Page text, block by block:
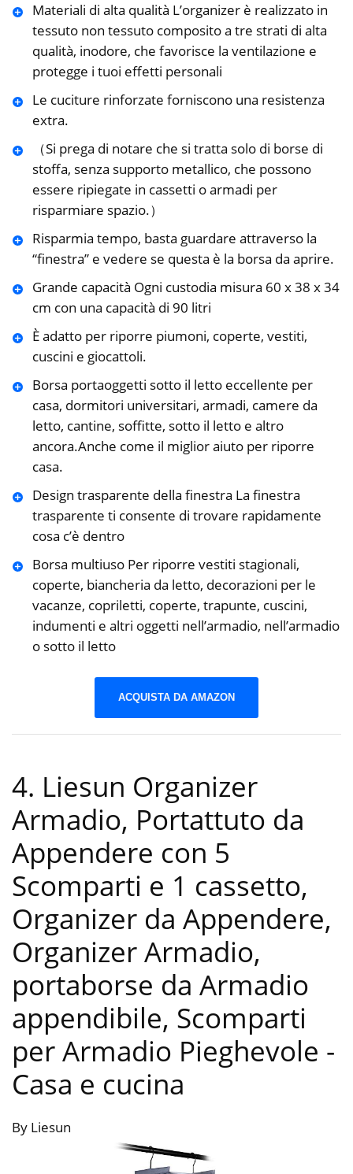
Materiali di alta qualità L’organizer è realizzato in
tessuto non tessuto composito a tre strati di alta
qualità, inodore, che favorisce la ventilazione e
protegge i tuoi effetti personali
Le cuciture rinforzate forniscono una resistenza
extra.
（Si prega di notare che si tratta solo di borse di
stoffa, senza supporto metallico, che possono
essere ripiegate in cassetti o armadi per
risparmiare spazio.）
Risparmia tempo, basta guardare attraverso la
“finestra” e vedere se questa è la borsa da aprire.
Grande capacità Ogni custodia misura 60 x 38 x 34
cm con una capacità di 90 litri
È adatto per riporre piumoni, coperte, vestiti,
cuscini e giocattoli.
Borsa portaoggetti sotto il letto eccellente per
casa, dormitori universitari, armadi, camere da
letto, cantine, soffitte, sotto il letto e altro
ancora.Anche come il miglior aiuto per riporre
casa.
Design trasparente della finestra La finestra
trasparente ti consente di trovare rapidamente
cosa c’è dentro
Borsa multiuso Per riporre vestiti stagionali,
coperte, biancheria da letto, decorazioni per le
vacanze, copriletti, coperte, trapunte, cuscini,
indumenti e altri oggetti nell’armadio, nell’armadio
o sotto il letto
ACQUISTA DA AMAZON
4. Liesun Organizer
Armadio, Portattuto da
Appendere con 5
Scomparti e 1 cassetto,
Organizer da Appendere,
Organizer Armadio,
portaborse da Armadio
appendibile, Scomparti
per Armadio Pieghevole -
Casa e cucina
By Liesun